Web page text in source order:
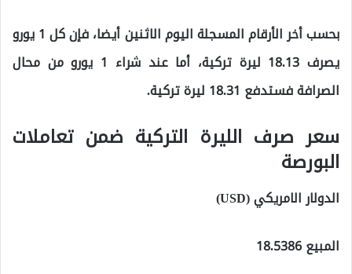
بحسب أخر الأرقام المسجلة اليوم الاثنين أيضا، فإن كل 1 يورو
يصرف 18.13 ليرة تركية، أما عند شراء 1 يورو من محال
الصرافة فستدفع 18.31 ليرة تركية.
سعر صرف الليرة التركية ضمن تعاملات
البورصة
الدولار الامريكي (USD)
المبيع 18.5386